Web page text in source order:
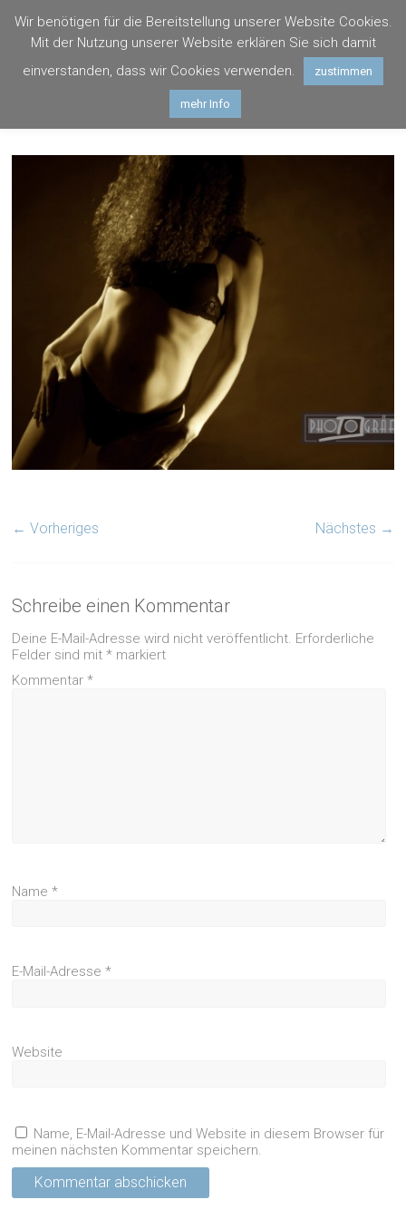
Inhalt
springenPhotogräfin
Hagenau
← Vorheriges Nächstes →
Schreibe einen Kommentar
Deine E-Mail-Adresse wird nicht veröffentlicht. Erforderliche
Felder sind mit* markiert
Kommentar*
Name*
E-Mail-Adresse*
Website
Name, E-Mail-Adresse und Website in diesem Browser für
meinen nächsten Kommentar speichern.
Wir benötigen für die Bereitstellung unserer Website Cookies.
Mit der Nutzung unserer Website erklären Sie sich damit
einverstanden, dass wir Cookies verwenden.
zustimmen
mehr Info